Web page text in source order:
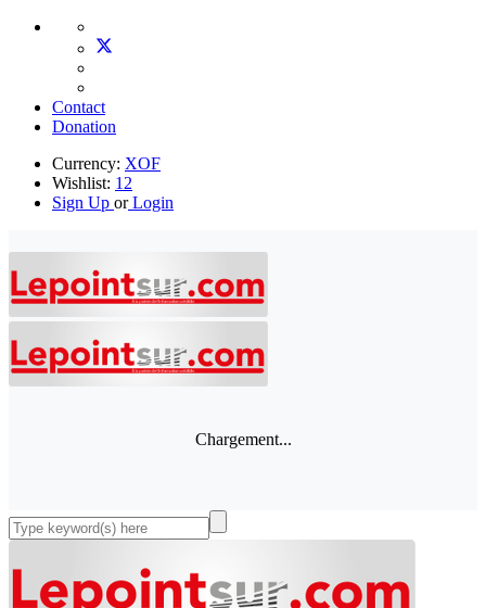
Contact
Donation
Currency: XOF
Wishlist: 12
Sign Up orLogin
Chargement...